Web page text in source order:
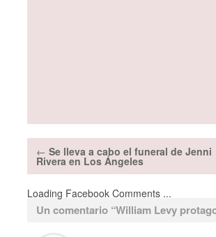
← Se lleva a cabo el funeral de Jenni
Rivera en Los Ángeles
Loading Facebook Comments ...
Un comentario “William Levy